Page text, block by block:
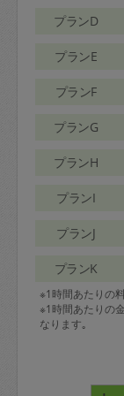
プランD
プランE
プランF
プランG
プランH
プランI
プランJ
プランK
※1時間あたりの
※1時間あたりの
なります｡